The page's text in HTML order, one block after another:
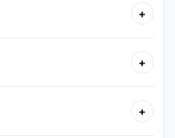
+
+
+